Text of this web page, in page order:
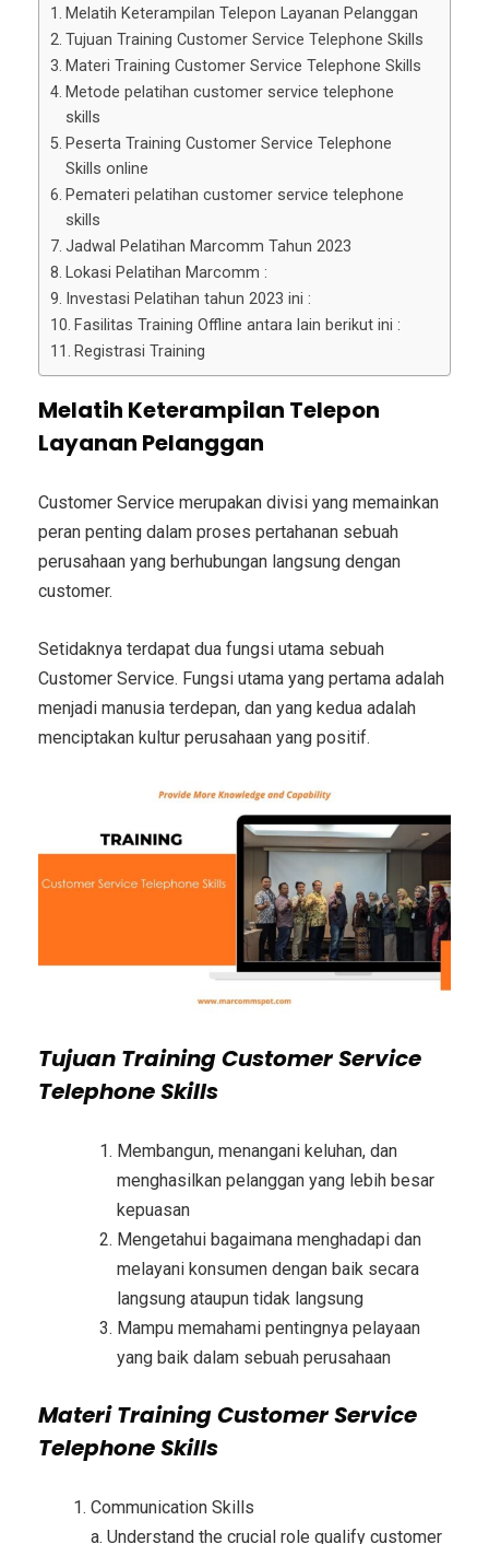
Melatih Keterampilan Telepon Layanan Pelanggan
Tujuan Training Customer Service Telephone Skills
Materi Training Customer Service Telephone Skills
Metode pelatihan customer service telephone
skills
Peserta Training Customer Service Telephone
Skills online
Pemateri pelatihan customer service telephone
skills
Jadwal Pelatihan Marcomm Tahun 2023
Lokasi Pelatihan Marcomm :
Investasi Pelatihan tahun 2023 ini :
Fasilitas Training Offline antara lain berikut ini :
Registrasi Training
Melatih Keterampilan Telepon
Layanan Pelanggan
Customer Service merupakan divisi yang memainkan
peran penting dalam proses pertahanan sebuah
perusahaan yang berhubungan langsung dengan
customer.
Setidaknya terdapat dua fungsi utama sebuah
Customer Service. Fungsi utama yang pertama adalah
menjadi manusia terdepan, dan yang kedua adalah
menciptakan kultur perusahaan yang positif.
Tujuan Training Customer Service
Telephone Skills
Membangun, menangani keluhan, dan
menghasilkan pelanggan yang lebih besar
kepuasan
Mengetahui bagaimana menghadapi dan
melayani konsumen dengan baik secara
langsung ataupun tidak langsung
Mampu memahami pentingnya pelayaan
yang baik dalam sebuah perusahaan
MateriTraining Customer Service
Telephone Skills
Communication Skills
a. Understand the crucial role qualify customer